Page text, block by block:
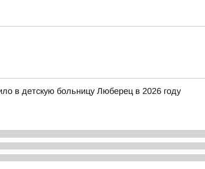
в детскую больницу Люберец в 2026 году